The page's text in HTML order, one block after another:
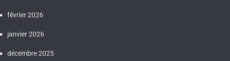
février 2026
janvier 2026
décembre 2025